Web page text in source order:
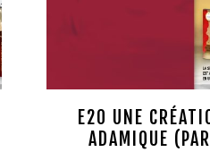
E20 UNE
ADAMIQUE